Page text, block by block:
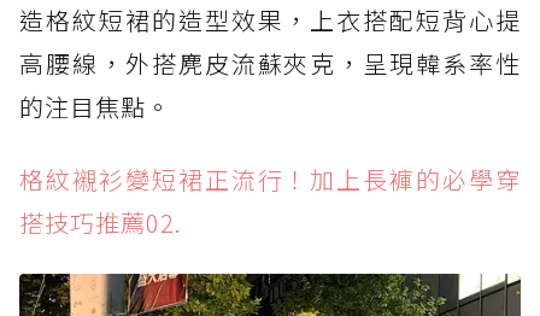
造格紋短裙的造型效果，上衣搭配短背心提
高腰線，外搭麂皮流蘇夾克，呈現韓系率性
的注目焦點。
格紋襯衫變短裙正流行！加上長褲的必學穿
搭技巧推薦02.